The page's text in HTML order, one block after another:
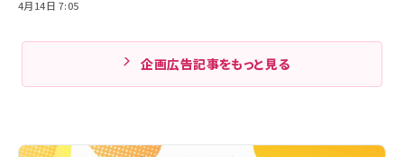
4月14日 7:05
企画広告記事をもっと見る